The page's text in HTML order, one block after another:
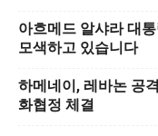
아흐메드 알샤라 대
모색하고 있습니다
하메네이, 레바논 공
화협정 체결